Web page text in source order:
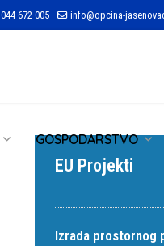
044 672 005 info@opcina-
GOSPODARSTVO
EU Projekti
Izrada prostornog